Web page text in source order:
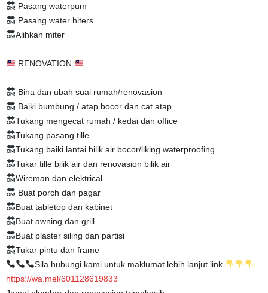
Pasang waterpum
Pasang water hiters
Alihkan miter
RENOVATION
Bina dan ubah suai rumah/renovasion
Baiki bumbung / atap bocor dan cat atap
Tukang mengecat rumah / kedai dan office
Tukang pasang tille
Tukang baiki lantai bilik air bocor/liking waterproofing
Tukar tille bilik air dan renovasion bilik air
Wireman dan elektrical
Buat porch dan pagar
Buat tabletop dan kabinet
Buat awning dan grill
Buat plaster siling dan partisi
Tukar pintu dan frame
Sila hubungi kami untuk maklumat lebih lanjut link
https://wa.mel/601128619833